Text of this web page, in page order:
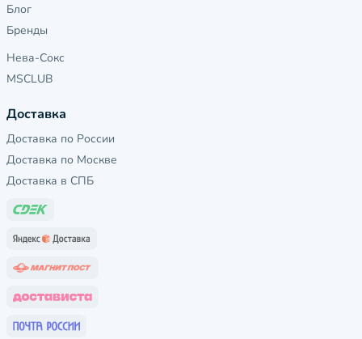
Блог
Бренды
Нева-Сокс
MSCLUB
Доставка
Доставка по России
Доставка по Москве
Доставка в СПБ